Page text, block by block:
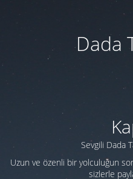
Dada
Sevgili Dada
Uzun ve özenli bir yolculuğun
sizlerle